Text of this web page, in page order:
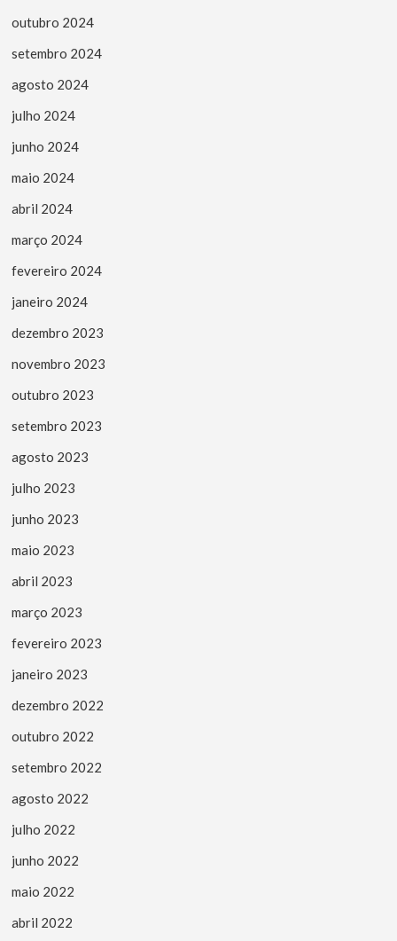
outubro 2024
setembro 2024
agosto 2024
julho 2024
junho 2024
maio 2024
abril 2024
março 2024
fevereiro 2024
janeiro 2024
dezembro 2023
novembro 2023
outubro 2023
setembro 2023
agosto 2023
julho 2023
junho 2023
maio 2023
abril 2023
março 2023
fevereiro 2023
janeiro 2023
dezembro 2022
outubro 2022
setembro 2022
agosto 2022
julho 2022
junho 2022
maio 2022
abril 2022